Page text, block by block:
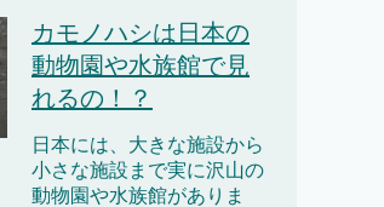
カモノハシは日本の
動物園や水族館で見
れるの！？
日本には、大きな施設から
小さな施設まで実に沢山の
動物園や水族館がありま